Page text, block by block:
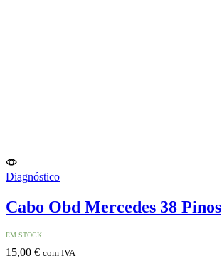
Diagnóstico
Cabo Obd Mercedes 38 Pinos
EM STOCK
15,00 € com IVA